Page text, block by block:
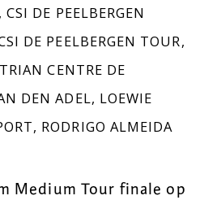
, CSI DE PEELBERGEN
DE PEELBERGEN TOUR,
CENTRE DE
DEN ADEL, LOEWIE
, RODRIGO ALMEIDA
Medium Tour finale op